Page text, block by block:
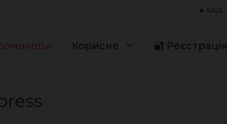
🔥 SALE
Корисне 🔐 Реєстрація